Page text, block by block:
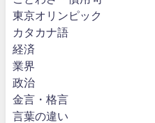
東京オリンピック
カタカナ語
経済
業界
政治
金言・格言
言葉の違い